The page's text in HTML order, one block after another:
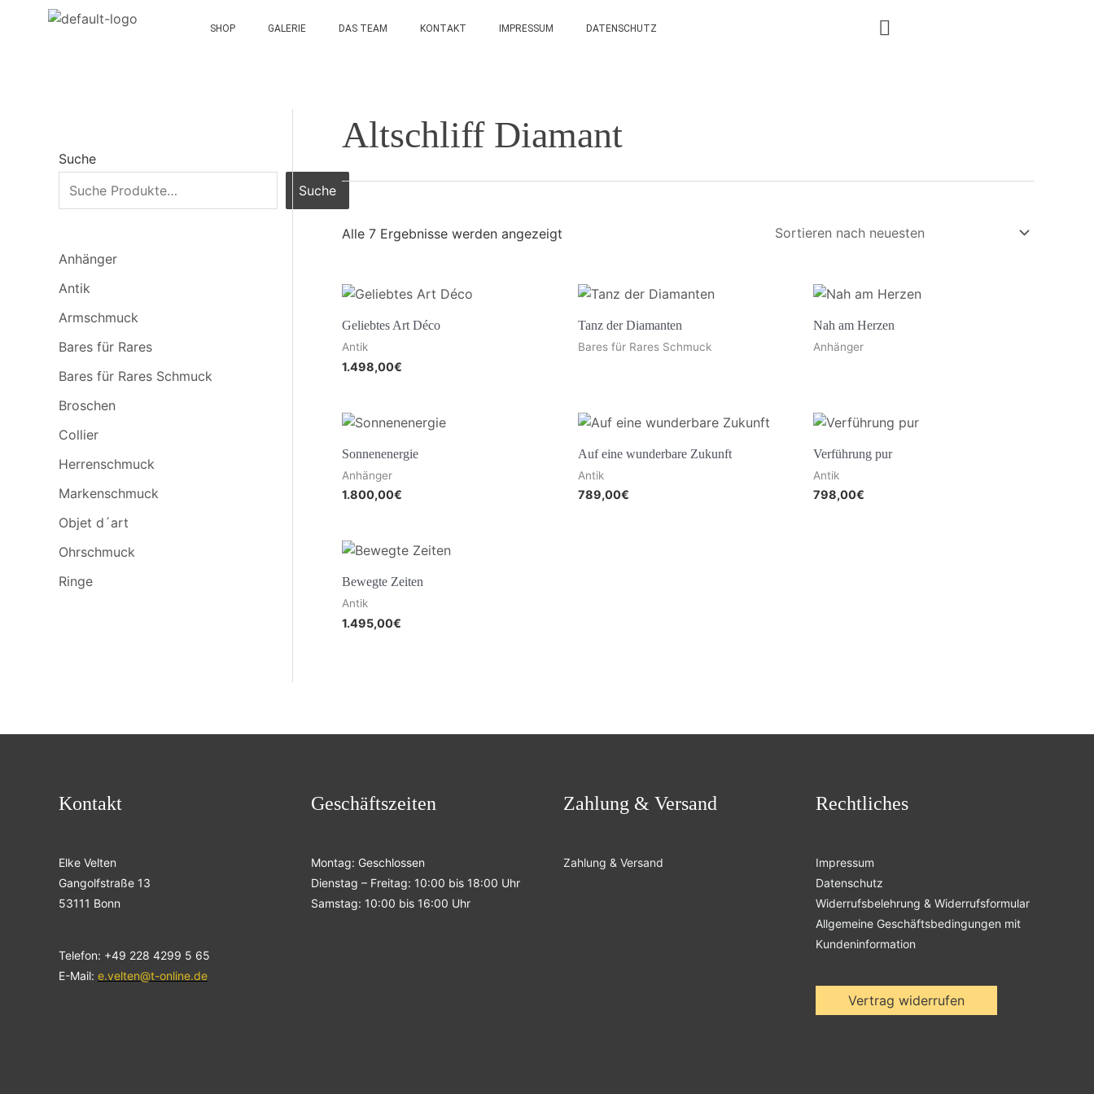
SHOP GALERIE DAS TEAM KONTAKT IMPRESSUM DATENSCHUTZ
Suche
Suche
Anhänger
Antik
Armschmuck
Bares für Rares
Bares für Rares Schmuck
Broschen
Collier
Herrenschmuck
Markenschmuck
Objet d´art
Ohrschmuck
Ringe
Altschliff Diamant
Alle 7 Ergebnisse werden angezeigt
Geliebtes Art Déco
Antik
1.498,00€
Tanz der Diamanten
Bares für Rares Schmuck
Nah am Herzen
Anhänger
Sonnenenergie
Anhänger
1.800,00€
Auf eine wunderbare Zukunft
Antik
789,00€
Verführung pur
Antik
798,00€
Bewegte Zeiten
Antik
1.495,00€
Kontakt
Elke Velten
Gangolfstraße 13
53111 Bonn
Telefon: +49 228 4299 5 65
E-Mail: e.velten@t-online.de
Geschäftszeiten
Montag: Geschlossen
Dienstag – Freitag: 10:00 bis 18:00 Uhr
Samstag: 10:00 bis 16:00 Uhr
Zahlung & Versand
Zahlung & Versand
Rechtliches
Impressum
Datenschutz
Widerrufsbelehrung & Widerrufsformular
Allgemeine Geschäftsbedingungen mit
Kundeninformation
Vertrag widerrufen